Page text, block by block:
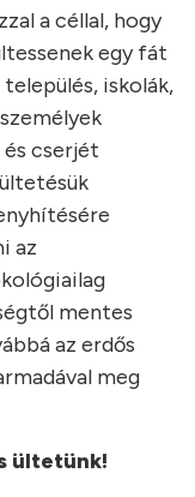
a céllal, hogy
egy fát
iskolák,
cserjét
az
mentes
az erdős
meg
ültetünk!